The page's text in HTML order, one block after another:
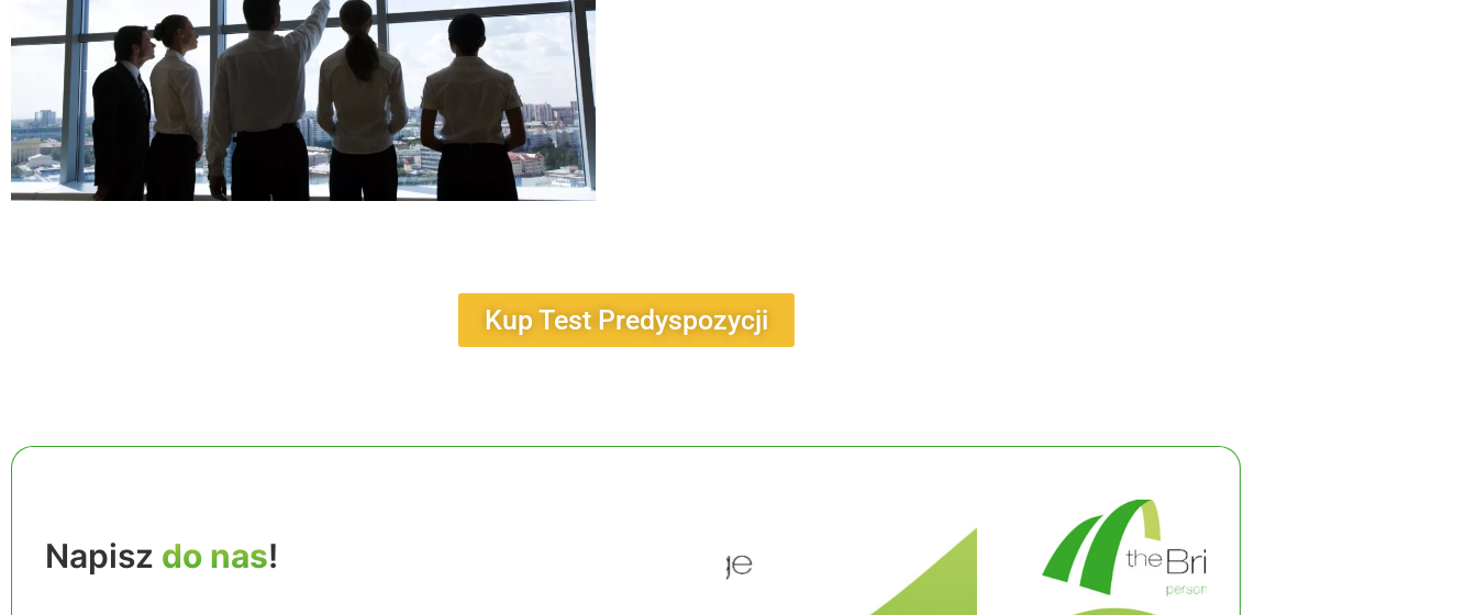
Kup Test Predyspozycji
Napisz do nas!